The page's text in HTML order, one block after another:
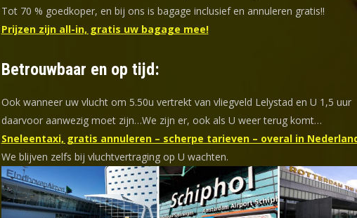
Tot 70 % goedkoper, en bij ons is bagage inclusief en annuleren gratis!!
Prijzen zijn all-in, gratis uw bagage mee!
Betrouwbaar en op tijd:
Ook wanneer uw vlucht om 5.50u vertrekt van vliegveld Lelystad en U 1,5 uur
daarvoor aanwezig moet zijn…We zijn er, ook als U weer terug komt…
Sneleentaxi, gratis annuleren – scherpe tarieven – overal in
We blijven zelfs bij vluchtvertraging op U wachten.